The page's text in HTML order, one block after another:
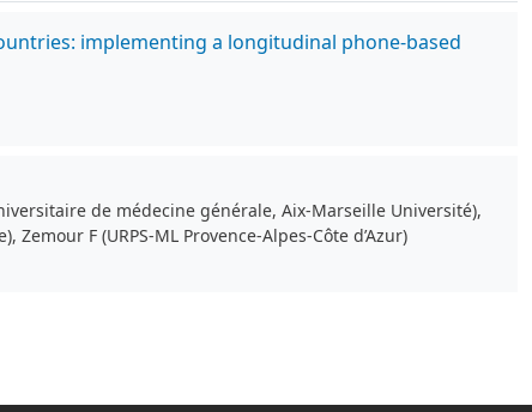
implementing a longitudinal phone-based
de médecine générale, Aix-Marseille Université),
Zemour F (URPS-ML Provence-Alpes-Côte d’Azur)